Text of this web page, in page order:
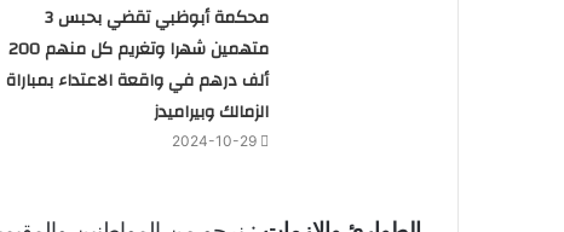
محكمة أبوظبي تقضي بحبس 3
متهمين شهرا وتغريم كل منهم 200
ألف درهم في واقعة الاعتداء بمباراة
الزمالك وبيراميدز
2024-10-29